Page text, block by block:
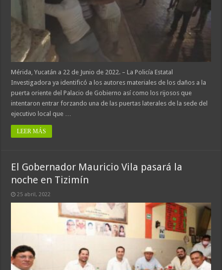
Mérida, Yucatán a 22 de Junio de 2022. – La Policía Estatal
Investigadora ya identificó a los autores materiales de los daños a la
puerta oriente del Palacio de Gobierno así como los rijosos que
intentaron entrar forzando una de las puertas laterales de la sede del
ejecutivo local que …
LEER MÁS
El Gobernador Mauricio Vila pasará la
noche en Tizimín
25 abril, 2022